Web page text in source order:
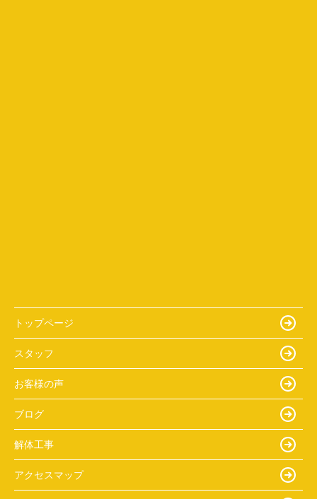
トップページ
スタッフ
お客様の声
ブログ
解体工事
アクセスマップ